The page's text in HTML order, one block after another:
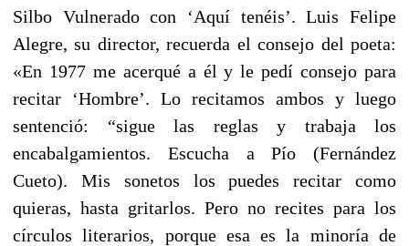
Silbo Vulnerado con ‘Aquí tenéis’. Luis Felipe
Alegre, su director, recuerda el consejo del poeta:
«En 1977 me acerqué a él y le pedí consejo para
recitar ‘Hombre’. Lo recitamos ambos y luego
sentenció: “sigue las reglas y trabaja los
encabalgamientos. Escucha a Pío (Fernández
Cueto). Mis sonetos los puedes recitar como
quieras, hasta gritarlos. Pero no recites para los
círculos literarios, porque esa es la minoría de